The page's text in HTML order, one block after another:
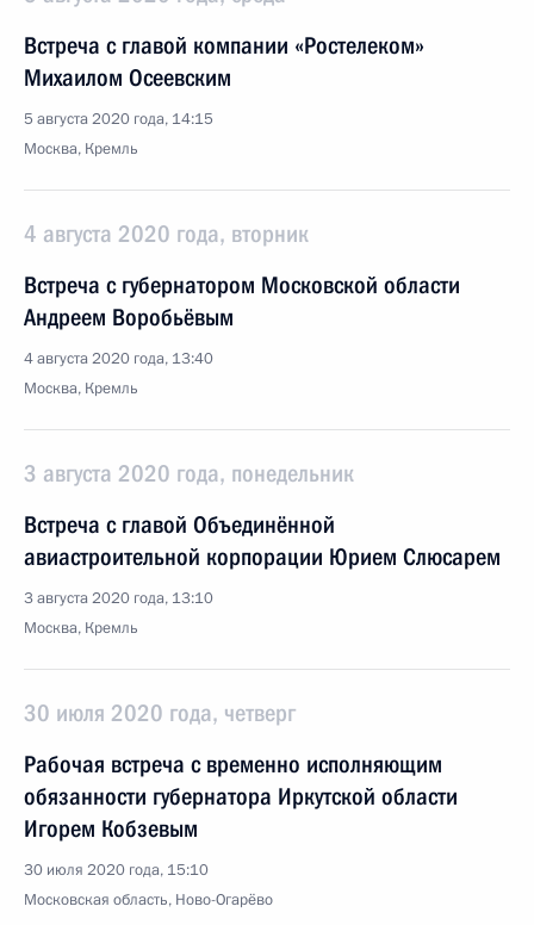
Встреча с главой компании «Ростелеком»
Михаилом Осеевским
5 августа 2020 года, 14:15
Москва, Кремль
4 августа 2020 года, вторник
Встреча с губернатором Московской области
Андреем Воробьёвым
4 августа 2020 года, 13:40
Москва, Кремль
3 августа 2020 года, понедельник
Встреча с главой Объединённой
авиастроительной корпорации Юрием Слюсарем
3 августа 2020 года, 13:10
Москва, Кремль
30 июля 2020 года, четверг
Рабочая встреча с временно исполняющим
обязанности губернатора Иркутской области
Игорем Кобзевым
30 июля 2020 года, 15:10
Московская область, Ново-Огарёво